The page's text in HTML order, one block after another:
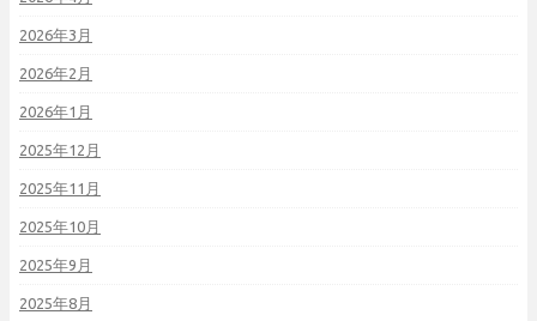
2026年3月
2026年2月
2026年1月
2025年12月
2025年11月
2025年10月
2025年9月
2025年8月